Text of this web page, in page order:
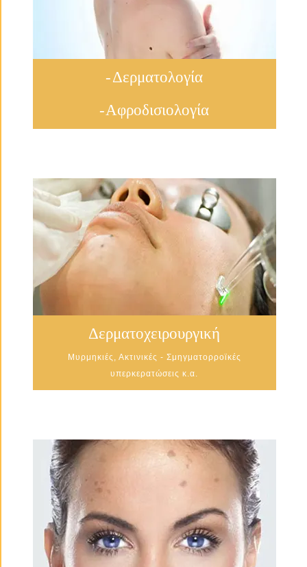
- Δερματολογία
- Αφροδισιολογία
Δερματοχειρουργική
Μυρμηκιές, Ακτινικές - Σμηγματορροϊκές
υπερκερατώσεις κ.α.